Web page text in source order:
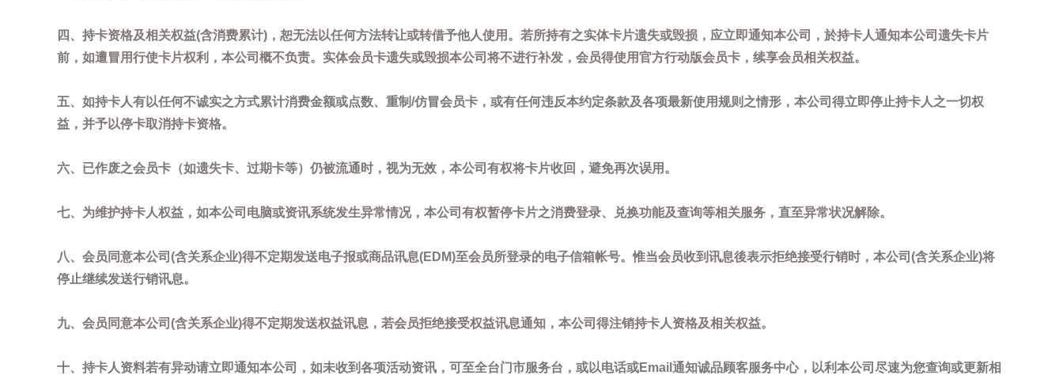
四、持卡资格及相关权益(含消费累计)，恕无法以任何方法转让或转借予他人使用。若所持有之实体卡片遗失或毁损，应立即通知本公司，於持卡人通知本公司遗失卡片
前，如遭冒用行使卡片权利，本公司概不负责。实体会员卡遗失或毁损本公司将不进行补发，会员得使用官方行动版会员卡，续享会员相关权益。
五、如持卡人有以任何不诚实之方式累计消费金额或点数、重制/仿冒会员卡，或有任何违反本约定条款及各项最新使用规则之情形，本公司得立即停止持卡人之一切权
益，并予以停卡取消持卡资格。
六、已作废之会员卡（如遗失卡、过期卡等）仍被流通时，视为无效，本公司有权将卡片收回，避免再次误用。
七、为维护持卡人权益，如本公司电脑或资讯系统发生异常情况，本公司有权暂停卡片之消费登录、兑换功能及查询等相关服务，直至异常状况解除。
八、会员同意本公司(含关系企业)得不定期发送电子报或商品讯息(EDM)至会员所登录的电子信箱帐号。惟当会员收到讯息後表示拒绝接受行销时，本公司(含关系企业)将
停止继续发送行销讯息。
九、会员同意本公司(含关系企业)得不定期发送权益讯息，若会员拒绝接受权益讯息通知，本公司得注销持卡人资格及相关权益。
十、持卡人资料若有异动请立即通知本公司，如未收到各项活动资讯，可至全台门市服务台，或以电话或Email通知诚品顾客服务中心，以利本公司尽速为您查询或更新相